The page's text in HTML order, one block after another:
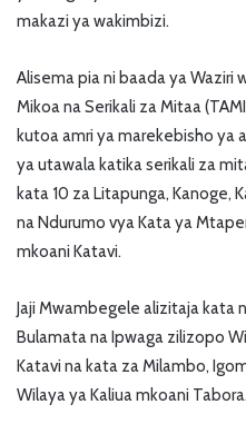
makazi ya wakimbizi.
Alisema pia ni baada ya Waziri
Mikoa na Serikali za Mitaa
kutoa amri ya marekebisho ya
ya utawala katika serikali za
kata 10 za Litapunga, Kanoge,
na Ndurumo vya Kata ya
mkoani Katavi.
Jaji Mwambegele alizitaja kata
Bulamata na Ipwaga zilizopo
Katavi na kata za Milambo,
Wilaya ya Kaliua mkoani Tabora.